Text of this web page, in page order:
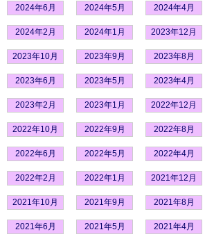
2024年6月 2024年5月 2024年4月
2024年2月 2024年1月 2023年12月
2023年10月 2023年9月 2023年8月
2023年6月 2023年5月 2023年4月
2023年2月 2023年1月 2022年12月
2022年10月 2022年9月 2022年8月
2022年6月 2022年5月 2022年4月
2022年2月 2022年1月 2021年12月
2021年10月 2021年9月 2021年8月
2021年6月 2021年5月 2021年4月